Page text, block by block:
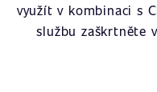
využít v kombinaci s
službu zaškrtněte